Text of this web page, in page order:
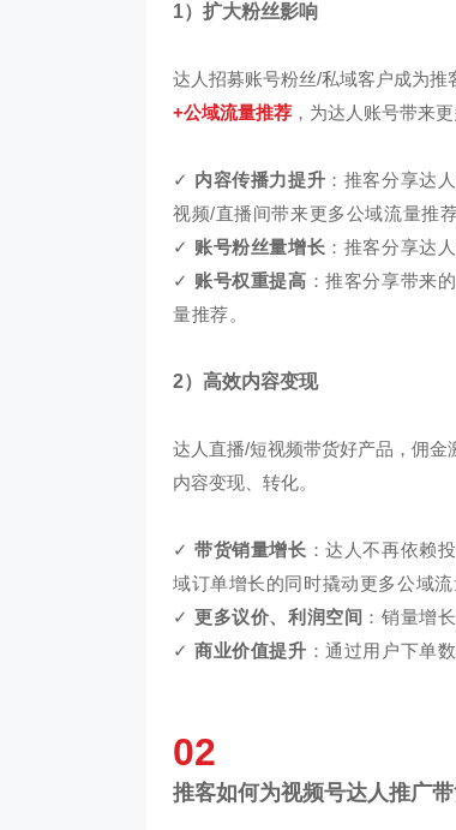
1）扩大粉丝影响
达人招募账号粉丝/私域客户成为推
+公域流量推荐 ，为达人账号带来更
✓ 内容传播力提升 ：推客分享达
视频/直播间带来更多公域流量推荐
✓ 账号粉丝量增长 ：推客分享达
✓ 账号权重提高 ：推客分享带来
量推荐。
2）高效内容变现
达人直播/短视频带货好产品，佣
内容变现、转化。
✓带货销量增长 ：达人不再依赖
域订单增长的同时撬动更多公域流
✓更多议价、利润空间 ： 销量增
✓商业价值提升 ：通过用户下单
02
推客如何为视频号达人推广